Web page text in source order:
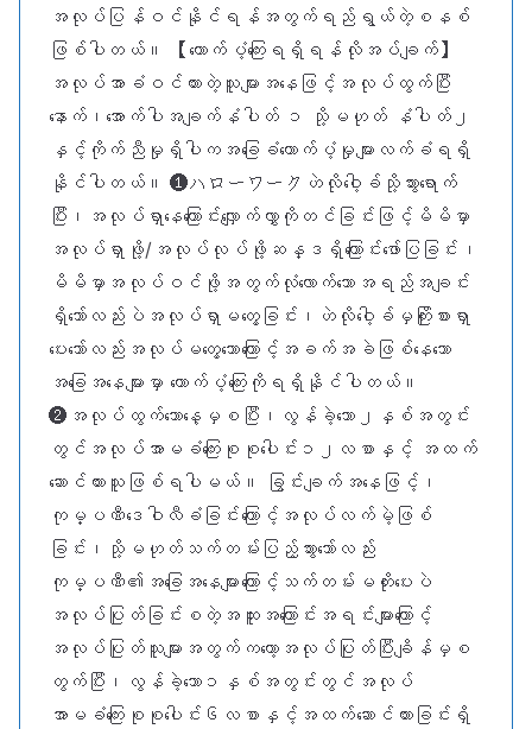
အလုပ်ပြန်ဝင်နိုင်ရန်အတွက်ရည်ရွယ်တဲ့စနစ်
ဖြစ်ပါတယ်။ 【ထောက်ပံ့ကြေးရရှိရန်လိုအပ်ချက်】
အလုပ်အာခံဝင်ထားတဲ့သူများအနေဖြင့်အလုပ်ထွက်ပြီး
နောက်၊အောက်ပါအချက်နံပါတ် ၁ သို့မဟုတ် နံပါတ်၂
နှင့်ကိုက်ညီမှုရှိပါကအခြေခံထောက်ပံ့မှုများလက်ခံရရှိ
နိုင်ပါတယ်။ ❶ハローワークဟဲလိုဝေါ့ခ်သို့သွားရောက်
ပြီး၊အလုပ်ရှာနေ‌ကြောင်းလျှောက်လွှာကိုတင်ခြင်းဖြင့်မိမိမှာ
အလုပ်ရှာဖို့/အလုပ်လုပ်ဖို့ဆန္ဒရှိကြောင်းဖော်ပြခြင်း၊
မိမိမှာအလုပ်ဝင်ဖို့အတွက်လုံလောက်သောအရည်အချင်း
ရှိသော်လည်းပဲအလုပ်ရှာမတွေ့ခြင်း၊ဟဲလိုဝေါ့ခ်မှကြိုးစားရှာ
ပေးသော်လည်းအလုပ်မတွေ့သောကြောင့်အခက်အခဲဖြစ်နေသော
အခြေအနေများမှာ ထောက်ပံ့ကြေးကိုရရှိနိုင်ပါတယ်။
❷အလုပ်ထွက်သောနေ့မှစပြီး၊လွန်ခဲ့သော၂နှစ်အတွင်း
တွင်အလုပ်အာမခံကြေးစုစုပေါင်း၁၂လစာနှင့် အထက်
ဆောင်ထားသူဖြစ်ရပါမယ်။ ခြွင်းချက်အနေဖြင့်၊
ကုမ္ပဏီဒေဝါလီခံခြင်းကြောင့်အလုပ်လက်မဲ့ဖြစ်
ခြင်း၊သို့မဟုတ်သက်တမ်းပြည့်သွားသော်လည်း
ကုမ္ပဏီ၏အခြေအနေများကြောင့်သက်တမ်းမတိုးပေးပဲ
အလုပ်ပြုတ်ခြင်းစတဲ့အထူးအကြောင်းအရင်းများကြောင့်
အလုပ်ပြုတ်သူများအတွက်ကတော့အလုပ်ပြုတ်ပြီးချိန်မှစ
တွက်ပြီး၊လွန်ခဲ့သော၁နှစ်အတွင်းတွင်အလုပ်
အာမခံကြေးစုစုပေါင်း၆လစာနှင့်အထက်ဆောင်ထားခြင်းရှိ